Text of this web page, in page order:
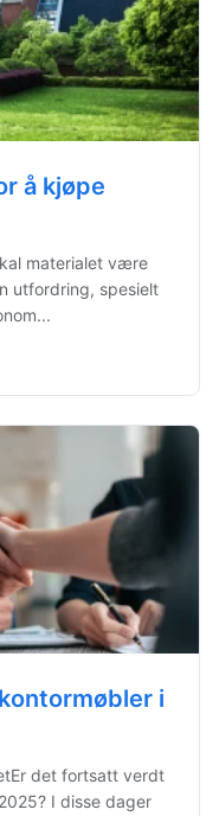
å kjøpe
materialet være
utfordring, spesielt
i
det fortsatt verdt
I disse dager